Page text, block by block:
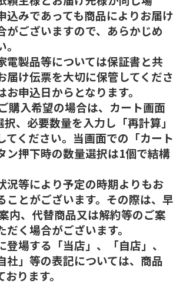
込みであっても商品によりお届け
がございますので、あらかじめ
製品等については保証書と共
届け伝票を大切に保管してくださ
お申込日からとなります。
購入希望の場合は、カート画面
、必要数量を入力し「再計算」
てください。当画面での「カート
ン押下時の数量選択は1個で結構
況等により予定の時期よりもお
ことがございます。その際は、早
内、代替商品又は解約等のご案
く場合がございます。
場する「当店」、「自店」、
社」等の表記については、商品
ります。